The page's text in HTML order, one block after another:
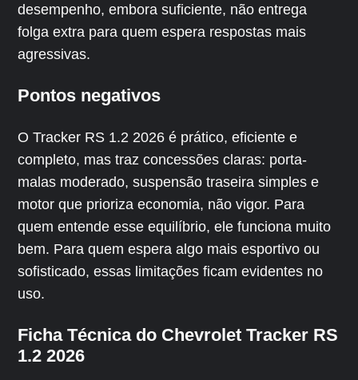
desempenho, embora suficiente, não entrega
folga extra para quem espera respostas mais
agressivas.
Pontos negativos
O Tracker RS 1.2 2026 é prático, eficiente e
completo, mas traz concessões claras: porta-
malas moderado, suspensão traseira simples e
motor que prioriza economia, não vigor. Para
quem entende esse equilíbrio, ele funciona muito
bem. Para quem espera algo mais esportivo ou
sofisticado, essas limitações ficam evidentes no
uso.
Ficha Técnica do Chevrolet Tracker RS
1.2 2026